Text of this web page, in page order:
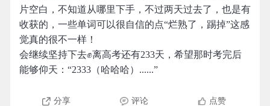
片空白，不知道从哪里下手，不过两天过去了，也是有
收获的，一些单词可以很自信的点“烂熟了，踢掉”这感
觉真的很不一样！
会继续坚持下去✊离高考还有233天，希望那时考完后
能够仰天：“2333（哈哈哈）......”
分享 评论 点赞